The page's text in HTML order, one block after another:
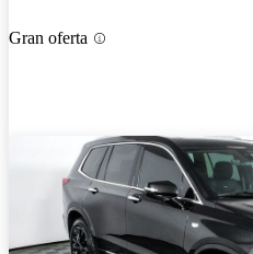
Gran oferta